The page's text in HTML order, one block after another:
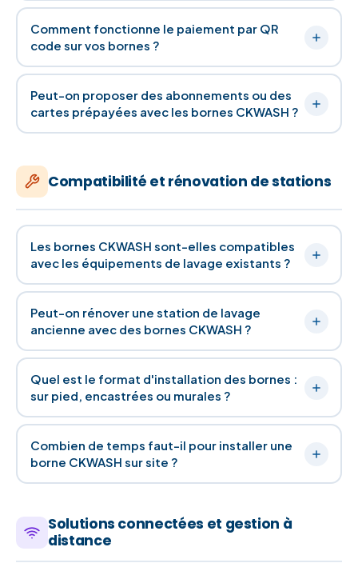
Comment fonctionne le paiement par QR
code sur vos bornes ?
Peut-on proposer des abonnements ou des
cartes prépayées avec les bornes CKWASH ?
Compatibilité et rénovation de stations
Les bornes CKWASH sont-elles compatibles
avec les équipements de lavage existants ?
Peut-on rénover une station de lavage
ancienne avec des bornes CKWASH ?
Quel est le format d'installation des bornes :
sur pied, encastrées ou murales ?
Combien de temps faut-il pour installer une
borne CKWASH sur site ?
Solutions connectées et gestion à
distance